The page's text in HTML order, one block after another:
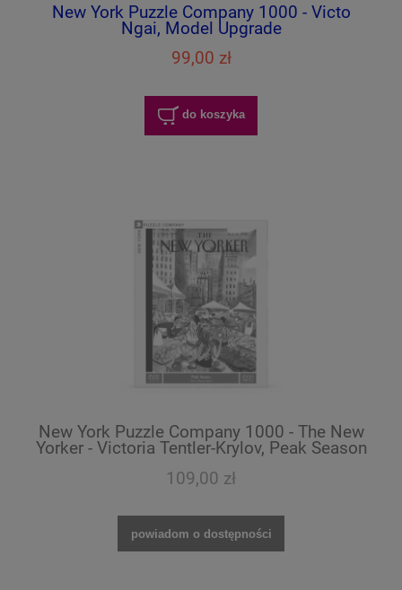
New York Puzzle Company 1000 - Victo
Ngai, Model Upgrade
99,00 zł
do koszyka
New York Puzzle Company 1000 - The New
Yorker - Victoria Tentler-Krylov, Peak Season
109,00 zł
powiadom o dostępności